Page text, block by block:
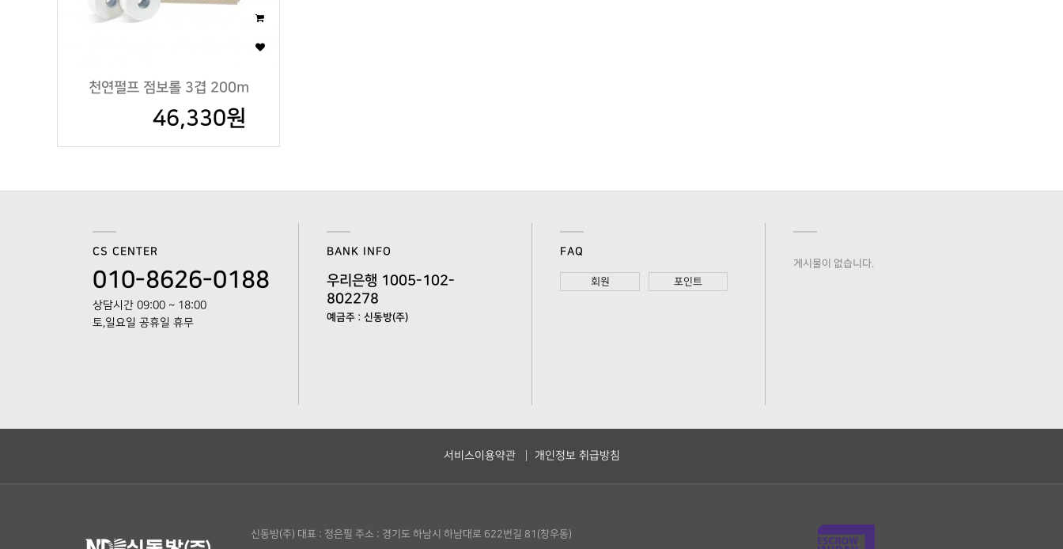
천연펄프 점보롤 3겹 200m
46,330원
CS CENTER
010-8626-0188
상담시간 09:00 ~ 18:00
토,일요일 공휴일 휴무
BANK INFO
우리은행 1005-102-
802278
예금주 : 신동방(주)
FAQ
회원 포인트
게시물이 없습니다.
서비스이용약관 개인정보 취급방침
신동방(주) 대표 : 정은필 주소 : 경기도 하남시 하남대로 622번길 81(창우동)